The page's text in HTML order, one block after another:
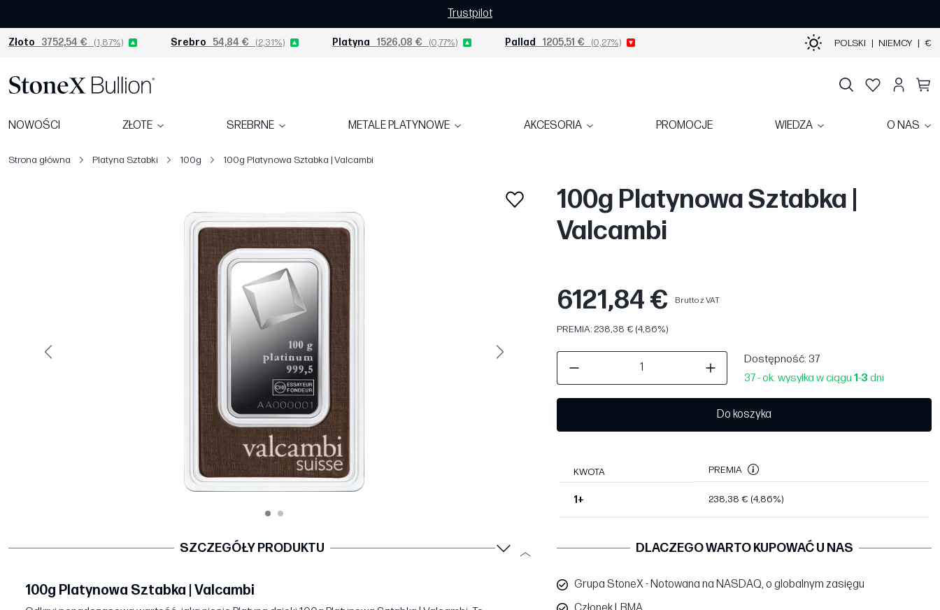
Trustpilot
Złoto 3752,54 € (1,87%) Srebro 54,84 € (2,31%) Platyna 1526,08 € (0,77%) Pallad 1205,51 € (0,27%) POLSKI | NIEMCY | €
NOWOŚCI ZŁOTE SREBRNE METALE PLATYNOWE AKCESORIA PROMOCJE WIEDZA O NAS
Strona główna Platyna Sztabki 100g 100g Platynowa Sztabka | Valcambi
Poprzedni Następny
100g Platynowa Sztabka |
Valcambi
6121,84 € Brutto z VAT
PREMIA: 238,38 € (4,86%)
Dostępność: 37
37 - ok. wysyłka w ciągu 1-3 dni
Do koszyka
KWOTA PREMIA
1+ 238,38 € (4,86%)
SZCZEGÓŁY PRODUKTU
100g Platynowa Sztabka | Valcambi
DLACZEGO WARTO KUPOWAĆ U NAS
Grupa StoneX - Notowana na NASDAQ, o globalnym zasięgu